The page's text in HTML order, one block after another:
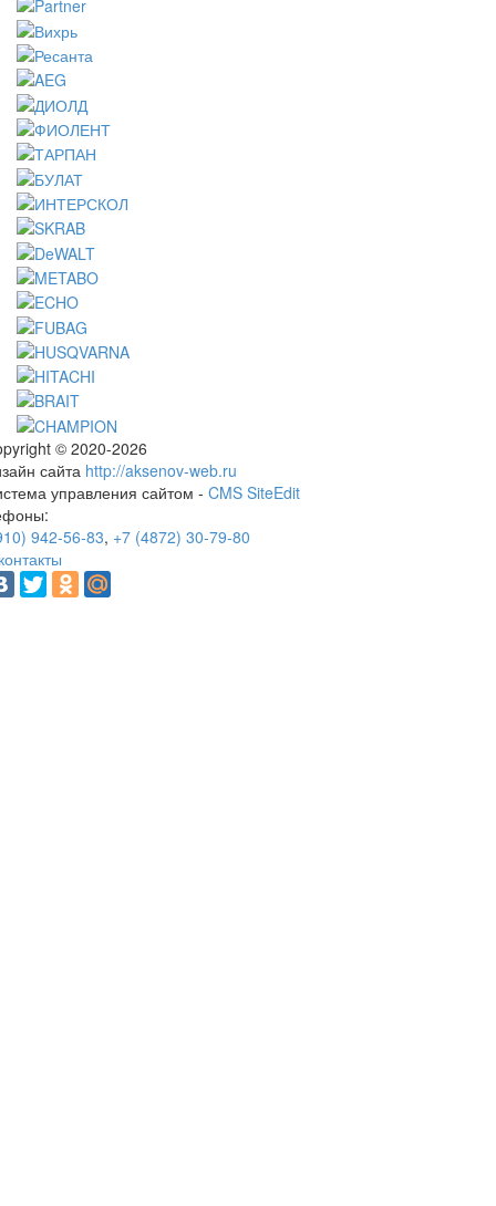
© 2020-2026
сайта http://aksenov-web.ru
управления сайтом - CMS SiteEdit
942-56-83, +7 (4872) 30-79-80